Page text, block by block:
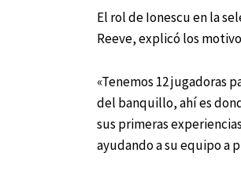
El rol de Ionescu en la
Reeve, explicó los
«Tenemos 12 jugadoras
del banquillo, ahí es
sus primeras
ayudando a su equipo a